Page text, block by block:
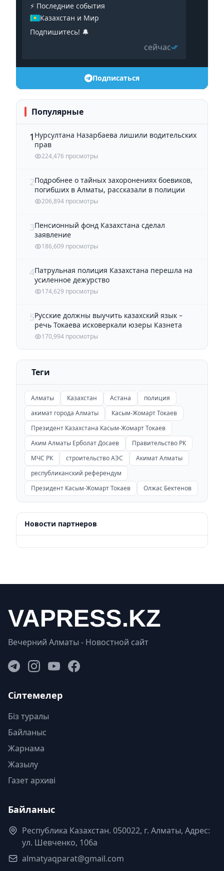
⚡️ Последние события
Казахстан и Мир
Подпишитесь! 🔔
сейчас
Подписаться
Популярные
1 Нурсултана Назарбаева лишили водительских
прав
224,476 просмотры
2Подробнее о тайных захоронениях боевиков,
погибших в Алматы, рассказали в полиции
206,894 просмотры
3Пенсионный фонд Казахстана сделал
заявление
186,609 просмотры
4Патрульная полиция Казахстана перешла на
усиленное дежурство
174,629 просмотры
5Русские должны выучить казахский язык –
речь Токаева исковеркали юзеры Казнета
170,994 просмотры
Теги
Алматы Казахстан Астана
полиция
акимат города Алматы
Касым-Жомарт Токаев
Президент Казахстана Касым-Жомарт Токаев
Аким Алматы Ерболат Досаев
Правительство РК
МЧС РК
строительство АЭС
Акимат Алматы
республиканский референдум
Президент Касым-Жомарт Токаев
Олжас Бектенов
Новости партнеров
Вечерний Алматы - Новостной сайт
Сілтемелер
Біз туралы
Байланыс
Жарнама
Жазылу
Газет архиві
Байланыс
Республика Казахстан. 050022, г. Алматы, Адрес:
ул. Шевченко, 106а
almatyaqparat@gmail.com